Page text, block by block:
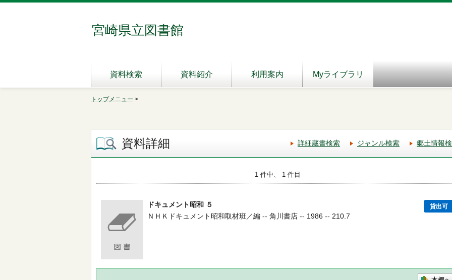
宮崎県立図書館
資料検索 資料紹介 利用案内 Myライブラリ
トップメニュー >
資料詳細 詳細蔵書検索 ジャンル検索 郷土情報
1 件中、 1 件目
ドキュメント昭和 ５ 貸出可
ＮＨＫドキュメント昭和取材班／編 -- 角川書店 -- 1986 -- 210.7